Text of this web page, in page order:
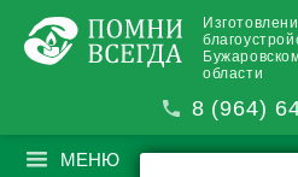
области
8 (964)
МЕНЮ